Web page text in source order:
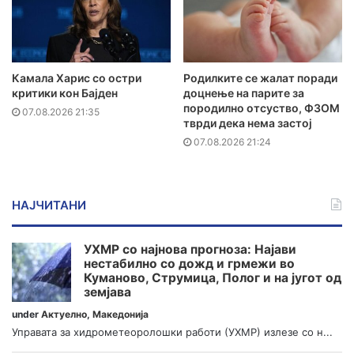
Камала Харис со остри
критики кон Бајден
07.08.2026 21:35
Родилките се жалат поради
доцнење на парите за
породилно отсуство, ФЗОМ
тврди дека нема застој
07.08.2026 21:24
НАЈЧИТАНИ
УХМР со најнова прогноза: Најави
нестабилно со дожд и грмежи во
Куманово, Струмица, Полог и на југот од
земјава
under Актуелно, Македонија
Управата за хидрометеоролошки работи (УХМР) излезе со н...